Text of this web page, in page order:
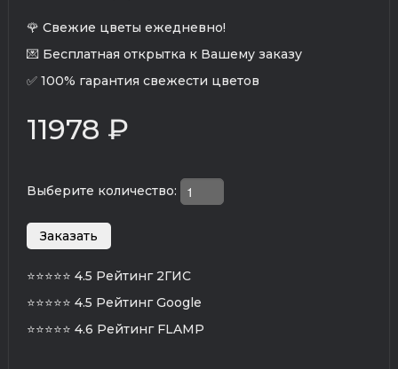
🌹 Свежие цветы ежедневно!
💌 Бесплатная открытка к Вашему заказу
✅ 100% гарантия свежести цветов
11978 ₽
Выберите количество:
⭐⭐⭐⭐⭐ 4.5 Рейтинг 2ГИС
⭐⭐⭐⭐⭐ 4.5 Рейтинг Google
⭐⭐⭐⭐⭐ 4.6 Рейтинг FLAMP